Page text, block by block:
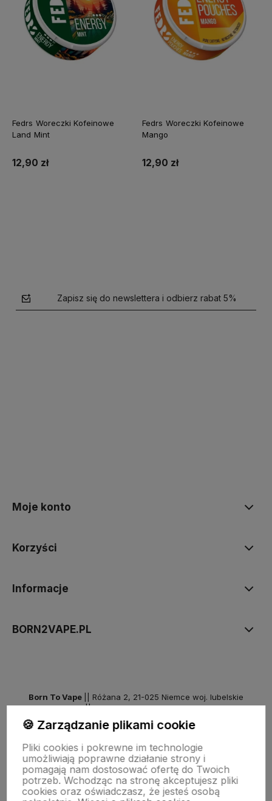
Fedrs Woreczki Kofeinowe
Land Mint
12,90 zł
Fedrs Woreczki Kofeinowe
Mango
12,90 zł
Zapisz się do newslettera i odbierz rabat 5%
Moje konto
Korzyści
Informacje
BORN2VAPE.PL
Born To Vape
|| Różana 2, 21-025 Niemce woj. lubelskie
NIP: 7141861133 || E:kontakt@born2vape.plT:665 744 477
🍪 Zarządzanie plikami cookie
Pliki cookies i pokrewne im technologie
umożliwiają poprawne działanie strony i
pomagają nam dostosować ofertę do Twoich
potrzeb. Wchodząc na stronę akceptujesz pliki
cookies oraz oświadczasz, że jesteś osobą